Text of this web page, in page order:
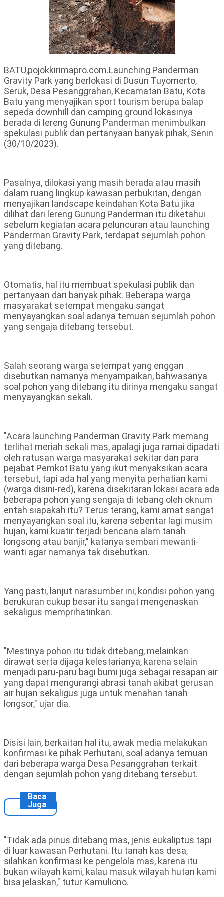
BATU,pojokkirimapro.com.Launching Panderman
Gravity Park yang berlokasi di Dusun Tuyomerto,
Seruk, Desa Pesanggrahan, Kecamatan Batu, Kota
Batu yang menyajikan sport tourism berupa balap
sepeda downhill dan camping ground lokasinya
berada di lereng Gunung Panderman menimbulkan
spekulasi publik dan pertanyaan banyak pihak, Senin
(30/10/2023).
Pasalnya, dilokasi yang masih berada atau masih
dalam ruang lingkup kawasan perbukitan, dengan
menyajikan landscape keindahan Kota Batu jika
dilihat dari lereng Gunung Panderman itu diketahui
sebelum kegiatan acara peluncuran atau launching
Panderman Gravity Park, terdapat sejumlah pohon
yang ditebang.
Otomatis, hal itu membuat spekulasi publik dan
pertanyaan dari banyak pihak. Beberapa warga
masyarakat setempat mengaku sangat
menyayangkan soal adanya temuan sejumlah pohon
yang sengaja ditebang tersebut.
Salah seorang warga setempat yang enggan
disebutkan namanya menyampaikan, bahwasanya
soal pohon yang ditebang itu dirinya mengaku sangat
menyayangkan sekali.
"Acara launching Panderman Gravity Park memang
terlihat meriah sekali mas, apalagi juga ramai dipadati
oleh ratusan warga masyarakat sekitar dan para
pejabat Pemkot Batu yang ikut menyaksikan acara
tersebut, tapi ada hal yang menyita perhatian kami
(warga disini-red), karena disekitaran lokasi acara ada
beberapa pohon yang sengaja di tebang oleh oknum
entah siapakah itu? Terus terang, kami amat sangat
menyayangkan soal itu, karena sebentar lagi musim
hujan, kami kuatir terjadi bencana alam tanah
longsong atau banjir," katanya sembari mewanti-
wanti agar namanya tak disebutkan.
Yang pasti, lanjut narasumber ini, kondisi pohon yang
berukuran cukup besar itu sangat mengenaskan
sekaligus memprihatinkan.
"Mestinya pohon itu tidak ditebang, melainkan
dirawat serta dijaga kelestarianya, karena selain
menjadi paru-paru bagi bumi juga sebagai resapan air
yang dapat mengurangi abrasi tanah akibat gerusan
air hujan sekaligus juga untuk menahan tanah
longsor," ujar dia.
Disisi lain, berkaitan hal itu, awak media melakukan
konfirmasi ke pihak Perhutani, soal adanya temuan
dari beberapa warga Desa Pesanggrahan terkait
dengan sejumlah pohon yang ditebang tersebut.
Baca
Juga
"Tidak ada pinus ditebang mas, jenis eukaliptus tapi
di luar kawasan Perhutani. Itu tanah kas desa,
silahkan konfirmasi ke pengelola mas, karena itu
bukan wilayah kami, kalau masuk wilayah hutan kami
bisa jelaskan," tutur Kamuliono.